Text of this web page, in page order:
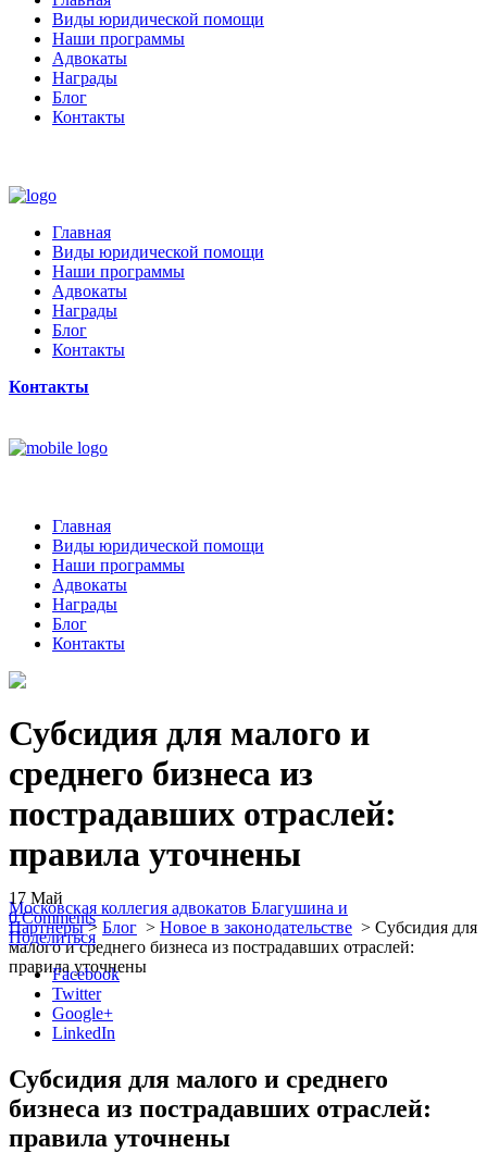
Виды юридической помощи
Наши программы
Адвокаты
Награды
Блог
Контакты
Главная
Виды юридической помощи
Наши программы
Адвокаты
Награды
Блог
Контакты
Контакты
Главная
Виды юридической помощи
Наши программы
Адвокаты
Награды
Блог
Контакты
Субсидия для малого и
среднего бизнеса из
пострадавших отраслей:
правила уточнены
Московская коллегия адвокатов Благушина и
Партнеры> Блог > Новое в законодательстве > Субсидия для
малого и среднего бизнеса из пострадавших отраслей:
правила уточнены
17 Май
0 Comments
Поделиться
Facebook
Twitter
Google+
LinkedIn
Субсидия для малого и среднего
бизнеса из пострадавших отраслей:
правила уточнены